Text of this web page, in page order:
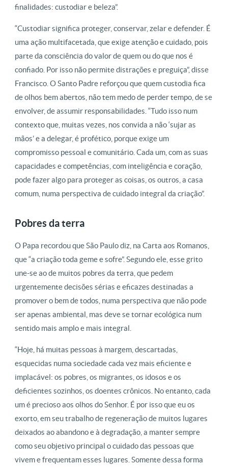
finalidades: custodiar e beleza”.
“Custodiar significa proteger, conservar, zelar e defender. É
uma ação multifacetada, que exige atenção e cuidado, pois
parte da consciência do valor de quem ou do que nos é
confiado. Por isso não permite distrações e preguiça”, disse
Francisco. O Santo Padre reforçou que quem custodia fica
de olhos bem abertos, não tem medo de perder tempo, de se
envolver, de assumir responsabilidades. “Tudo isso num
contexto que, muitas vezes, nos convida a não ‘sujar as
mãos’ e a delegar, é profético, porque exige um
compromisso pessoal e comunitário. Cada um, com as suas
capacidades e competências, com inteligência e coração,
pode fazer algo para proteger as coisas, os outros, a casa
comum, numa perspectiva de cuidado integral da criação”.
Pobres da terra
O Papa recordou que São Paulo diz, na Carta aos Romanos,
que “a criação toda geme e sofre”. Segundo ele, esse grito
une-se ao de muitos pobres da terra, que pedem
urgentemente decisões sérias e eficazes destinadas a
promover o bem de todos, numa perspectiva que não pode
ser apenas ambiental, mas deve se tornar ecológica num
sentido mais amplo e mais integral.
“Hoje, há muitas pessoas à margem, descartadas,
esquecidas numa sociedade cada vez mais eficiente e
implacável: os pobres, os migrantes, os idosos e os
deficientes sozinhos, os doentes crônicos. No entanto, cada
um é precioso aos olhos do Senhor. É por isso que eu os
exorto, em seu trabalho de regeneração de muitos lugares
deixados ao abandono e à degradação, a manter sempre
como seu objetivo principal o cuidado das pessoas que
vivem e frequentam esses lugares. Somente dessa forma